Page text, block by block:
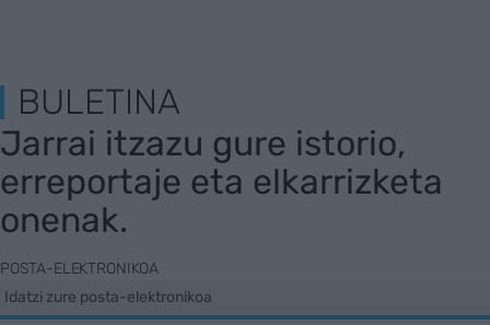
BULETINA
Jarrai itzazu gure istorio,
erreportaje eta elkarrizketa
onenak.
POSTA-ELEKTRONIKOA